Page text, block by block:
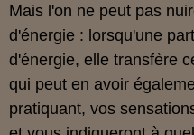
Mais l'on ne peut pas
d'énergie : lorsqu'une
d'énergie, elle transfère
qui peut en avoir
pratiquant, vos